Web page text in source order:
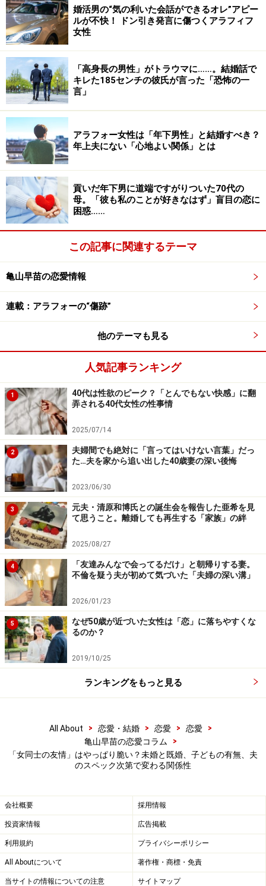
っていました。子どものことを考えると結婚する気には
なれない、と」
そしてC子は30歳で結婚退職したが、子どもに恵まれ
ず、不妊治療にあけくれた10年だったという。夫との関
係も良好とはいえないようだ。
「夫は子どもがいなくてもいいじゃないかと言ったけ
ど、彼女がどうしてもほしかったみたい。子どもがいる
人が羨ましいとA子、B子にさんざん言ってましたね」
誰もが「こんな人生になるとは思っていなかった」と口
を揃えたという。人は常に選択と決断を繰り返して生き
ている。だが、「あのとき、こうしていれば」という思
いはいつでもつきまとうものなのかもしれない。
「それでもまあ、元気で食べていけるんだし、ひどい目
にあっているわけでもないし、幸せだよねと4人で乾杯
したんです」
幸せそうに見えても……それぞれの本音
ところがいろいろ話しているうちに、だんだんみんなの
本音が透けて見えてきたとカヨさんは言う。
「経済的に恵まれていて子どもたちも“いい子”と本人が
認めているA子は、私も含めて3人から羨ましがられて、
最初はニコニコしていたんです。でも少し酔ってきた
ら、『私はあの男と、あの男の母親は一生、許さないん
だ』と言い出した。どうやら夫はけっこう口うるさいみ
たい。『おまえがいい暮らしをできるのは誰のおかげか
な』なんていう発言をちらちらするらしいんです。近所
に住む義母がまた、突然、家にやってきては『あら、ず
いぶん散らかってるのねえ』なんて言う人だそう。そう
なんだ、大変だねえと思わず同情しちゃいました」
B子が今つきあっているのは、既婚者だということもわ
かった。すでに妻にバレており、何度か警告されている
のだが、別れられずに苦しんでいるようだった。
そしてＣ子の夫は浮気している。不妊治療をしながら、
浮気しているとわかっている夫にすがるしかなかった彼
「私は私で、母が病気がちの上、少し認知症が入ってき
ている。物忘れがひどくて、私はひたすらイライラして
入れるのか私が面倒を見続けるのか悩んでいるところ。
みんな自分の本音をさらしたら、急に乾杯したときより
親近感がわいて、もう一回、乾杯しました」
誰もが、「私はそこそこ幸せだ」と思うようにしながら
生きているものなのかもしれない。選ばなかった人生に
婚活男の“気の利いた会話ができるオレ”アピー
ルが不快！ ドン引き発言に傷つくアラフィフ
女性
「高身長の男性」がトラウマに……。結婚話で
キレた185センチの彼氏が言った「恐怖の一
言」
アラフォー女性は「年下男性」と結婚すべき？
年上夫にない「心地よい関係」とは
貢いだ年下男に道端ですがりついた70代の
母。「彼も私のことが好きなはず」盲目の恋に
困惑……
この記事に関連するテーマ
亀山早苗の恋愛情報
連載：アラフォーの“傷跡”
他のテーマも見る
人気記事ランキング
1
40代は性欲のピーク？「とんでもない快感」に翻
弄される40代女性の性事情
2025/07/14
2
夫婦間でも絶対に「言ってはいけない言葉」だっ
た…夫を家から追い出した40歳妻の深い後悔
2023/06/30
3
元夫・清原和博氏との誕生会を報告した亜希を見
て思うこと。離婚しても再生する「家族」の絆
2025/08/27
4
「友達みんなで会ってるだけ」と朝帰りする妻。
不倫を疑う夫が初めて気づいた「夫婦の深い溝」
2026/01/23
5
なぜ50歳が近づいた女性は「恋」に落ちやすくな
るのか？
2019/10/25
ランキングをもっと見る
All About > 恋愛・結婚 > 恋愛 > 恋愛
>
亀山早苗の恋愛コラム
>
「女同士の友情」はやっぱり脆い？未婚と既婚、子どもの有無、夫
のスペック次第で変わる関係性
会社概要 採用情報
投資家情報 広告掲載
利用規約 プライバシーポリシー
All Aboutについて 著作権・商標・免責
当サイトの情報についての注意 サイトマップ